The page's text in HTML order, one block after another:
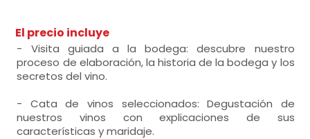
El precio incluye
- Visita guiada a la bodega: descubre nuestro
proceso de elaboración, la historia de la bodega y los
secretos del vino.
- Cata de vinos seleccionados: Degustación de
nuestros vinos con explicaciones de sus
características y maridaje.